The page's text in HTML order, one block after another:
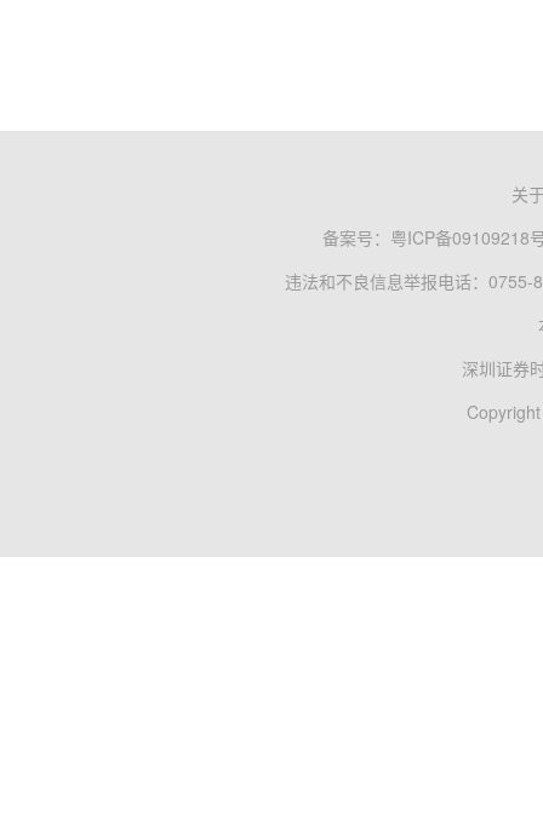
关
备案号： 粤ICP备09109218
违法和不良信息举报电话：0755-
深圳证券